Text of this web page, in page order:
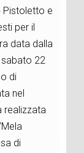
Pistoletto e
per il
data dalla
sabato 22
di
nel
realizzata
di